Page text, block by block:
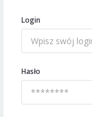
Login
Hasło